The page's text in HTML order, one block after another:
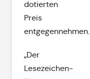
dotierten
Preis
entgegennehmen.
„Der
Lesezeichen-